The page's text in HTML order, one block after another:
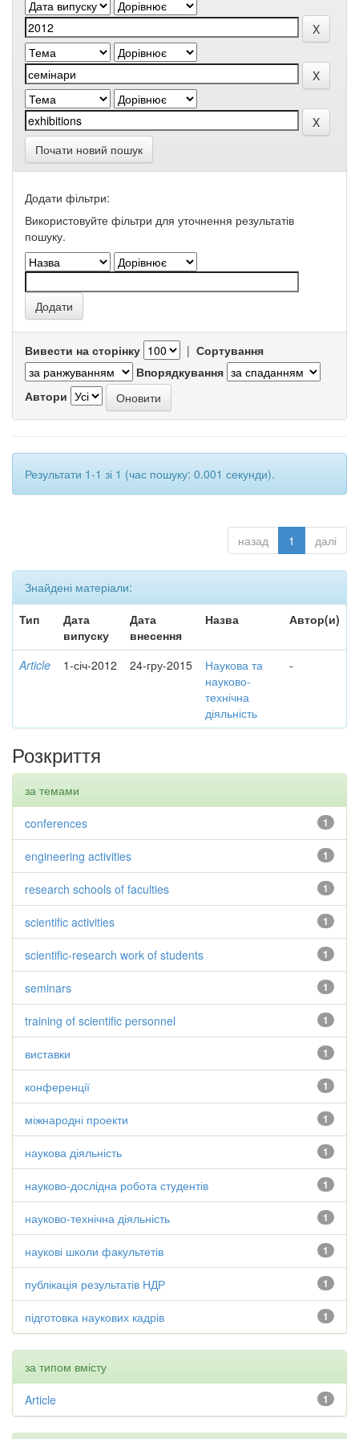
Почати новий пошук
Додати фільтри:
Використовуйте фільтри для уточнення результатів
пошуку.
Вивести на сторінку | Сортування
Впорядкування
Автори
Результати 1-1 зі 1 (час пошуку: 0.001 секунди).
назад 1 далі
Знайдені матеріали:
Тип
Дата
випуску
Дата
внесення
Назва Автор(и)
Article 1-січ-2012 24-гру-2015
Наукова та
науково-
технічна
діяльність
-
Розкриття
за темами
1
conferences
1
engineering activities
1
research schools of faculties
1
scientific activities
1
scientific-research work of students
1
seminars
1
training of scientific personnel
1
виставки
1
конференції
1
міжнародні проекти
1
наукова діяльність
1
науково-дослідна робота студентів
1
науково-технічна діяльність
1
наукові школи факультетів
1
публікація результатів НДР
1
підготовка наукових кадрів
за типом вмісту
1
Article